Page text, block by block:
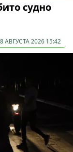
судно
АВГУСТА 2026 15:42